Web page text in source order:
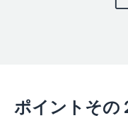
ポイントその